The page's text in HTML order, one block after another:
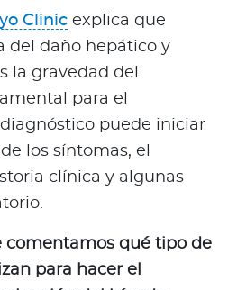
Clinic explica que
del daño hepático y
la gravedad del
para el
puede iniciar
los síntomas, el
clínica y algunas
comentamos qué tipo de
para hacer el